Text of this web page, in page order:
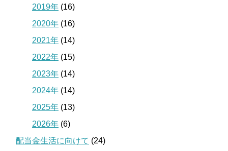
2019年 (16)
2020年 (16)
2021年 (14)
2022年 (15)
2023年 (14)
2024年 (14)
2025年 (13)
2026年 (6)
配当金生活に向けて (24)